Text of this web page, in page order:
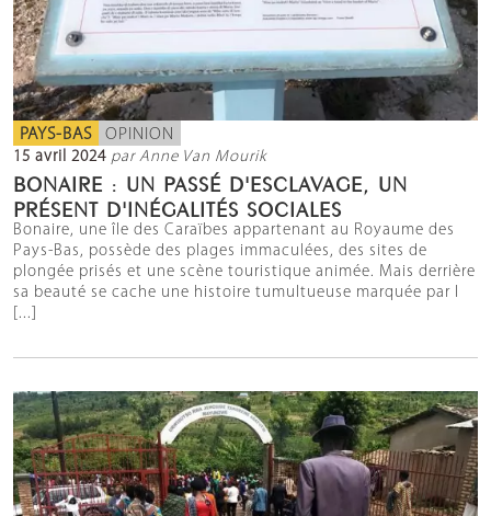
PAYS-BAS OPINION
15 avril 2024 par Anne Van Mourik
BONAIRE : UN PASSÉ D'ESCLAVAGE, UN
PRÉSENT D'INÉGALITÉS SOCIALES
Bonaire, une île des Caraïbes appartenant au Royaume des
Pays-Bas, possède des plages immaculées, des sites de
plongée prisés et une scène touristique animée. Mais derrière
sa beauté se cache une histoire tumultueuse marquée par l
[...]